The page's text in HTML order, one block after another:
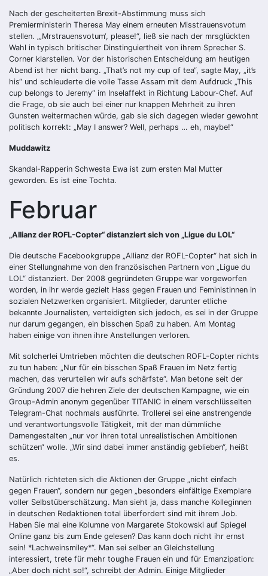
Nach der gescheiterten Brexit-Abstimmung muss sich
Premierministerin Theresa May einem erneuten Misstrauensvotum
stellen. „‚Mrstrauensvotum‘, please!“, ließ sie nach der mrsglückten
Wahl in typisch britischer Dinstinguiertheit von ihrem Sprecher S.
Corner klarstellen. Vor der historischen Entscheidung am heutigen
Abend ist her nicht bang. „That’s not my cup of tea“, sagte May, „it’s
his“ und schleuderte die volle Tasse Assam mit dem Aufdruck „This
cup belongs to Jeremy“ im Inselaffekt in Richtung Labour-Chef. Auf
die Frage, ob sie auch bei einer nur knappen Mehrheit zu ihren
Gunsten weitermachen würde, gab sie sich dagegen wieder gewohnt
politisch korrekt: „May I answer? Well, perhaps … eh, maybe!“
Muddawitz
Skandal-Rapperin Schwesta Ewa ist zum ersten Mal Mutter
geworden. Es ist eine Tochta.
Februar
„Allianz der ROFL-Copter“ distanziert sich von „Ligue du LOL“
Die deutsche Facebookgruppe „Allianz der ROFL-Copter“ hat sich in
einer Stellungnahme von den französischen Partnern von „Ligue du
LOL“ distanziert. Der 2008 gegründeten Gruppe war vorgeworfen
worden, in ihr werde gezielt Hass gegen Frauen und Feministinnen in
sozialen Netzwerken organisiert. Mitglieder, darunter etliche
bekannte Journalisten, verteidigten sich jedoch, es sei in der Gruppe
nur darum gegangen, ein bisschen Spaß zu haben. Am Montag
haben einige von ihnen ihre Anstellungen verloren.
Mit solcherlei Umtrieben möchten die deutschen ROFL-Copter nichts
zu tun haben: „Nur für ein bisschen Spaß Frauen im Netz fertig
machen, das verurteilen wir aufs schärfste“. Man betone seit der
Gründung 2007 die hehren Ziele der deutschen Kampagne, wie ein
Group-Admin anonym gegenüber TITANIC in einem verschlüsselten
Telegram-Chat nochmals ausführte. Trollerei sei eine anstrengende
und verantwortungsvolle Tätigkeit, mit der man dümmliche
Damengestalten „nur vor ihren total unrealistischen Ambitionen
schützen“ wolle. „Wir sind dabei immer anständig geblieben“, heißt
es.
Natürlich richteten sich die Aktionen der Gruppe „nicht einfach
gegen Frauen“, sondern nur gegen „besonders einfältige Exemplare
voller Selbstüberschätzung. Man sieht ja, dass manche Kolleginnen
in deutschen Redaktionen total überfordert sind mit ihrem Job.
Haben Sie mal eine Kolumne von Margarete Stokowski auf Spiegel
Online ganz bis zum Ende gelesen? Das kann doch nicht ihr ernst
sein! *Lachweinsmiley*“. Man sei selber an Gleichstellung
interessiert, trete für mehr toughe Frauen ein und für Emanzipation:
„Aber doch nicht so!“, schreibt der Admin. Einige Mitglieder